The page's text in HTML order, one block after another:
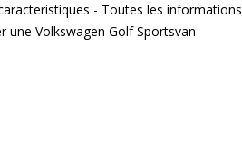
- Toutes les informations
une Volkswagen Golf Sportsvan